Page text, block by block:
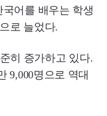
어를 배우는 학생
로 늘었다.
히 증가하고 있다.
9,000명으로 역대